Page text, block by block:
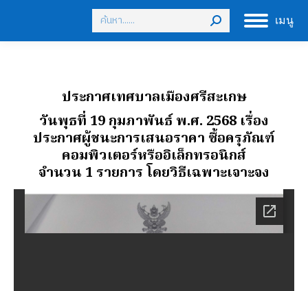
เมนู
Search:
ประกาศเทศบาลเมืองศรีสะเกษ
วันพุธที่ 19 กุมภาพันธ์ พ.ศ. 2568 เรื่อง
ประกาศผู้ชนะการเสนอราคา ซื้อครุภัณฑ์
คอมพิวเตอร์หรืออิเล็กทรอนิกส์
จํานวน 1 รายการ โดยวิธีเฉพาะเจาะจง